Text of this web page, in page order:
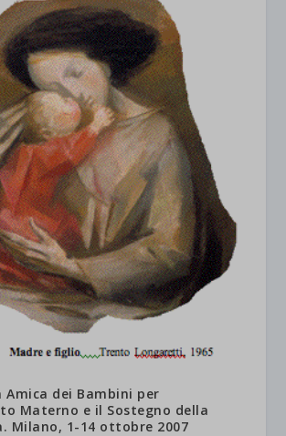
Amica dei Bambini per
Materno e il Sostegno della
Milano, 1-14 ottobre 2007